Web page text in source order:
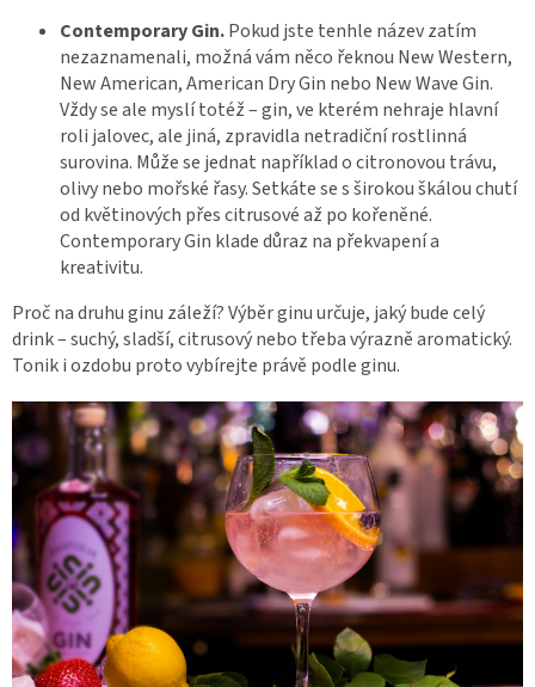
Contemporary Gin.Pokud jste tenhle název zatím
nezaznamenali, možná vám něco řeknou New Western,
New American, American Dry Gin nebo New Wave Gin.
Vždy se ale myslí totéž – gin, ve kterém nehraje hlavní
roli jalovec, ale jiná, zpravidla netradiční rostlinná
surovina. Může se jednat například o citronovou trávu,
olivy nebo mořské řasy. Setkáte se s širokou škálou chutí
od květinových přes citrusové až po kořeněné.
Contemporary Gin klade důraz na překvapení a
kreativitu.
Proč na druhu ginu záleží? Výběr ginu určuje, jaký bude celý
drink – suchý, sladší, citrusový nebo třeba výrazně aromatický.
Tonik i ozdobu proto vybírejte právě podle ginu.